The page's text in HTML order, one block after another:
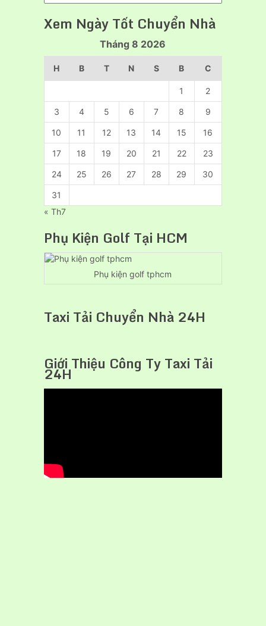
Của
24H
Xem Ngày Tốt Chuyển Nhà
Tháng 8 2026
H B T N S B C
1 2
3 4 5 6 7 8 9
10 11 12 13 14 15 16
17 18 19 20 21 22 23
24 25 26 27 28 29 30
31
« Th7
Phụ Kiện Golf Tại HCM
Phụ kiện golf tphcm
Taxi Tải Chuyển Nhà 24H
Giới Thiệu Công Ty Taxi Tải
24H